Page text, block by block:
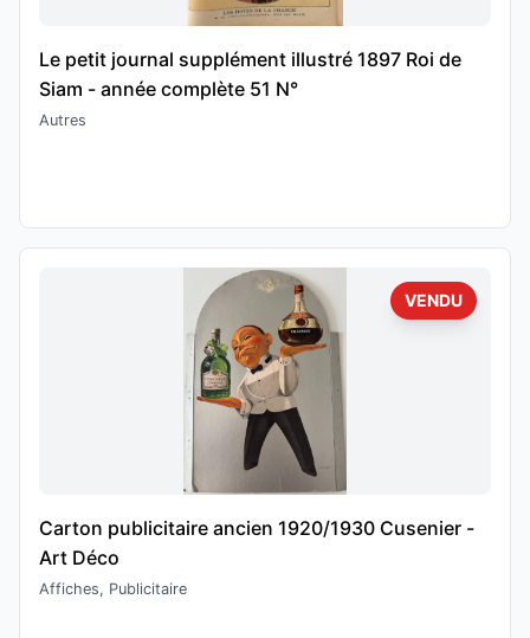
Le petit journal supplément illustré 1897 Roi de
Siam - année complète 51 N°
Autres
VENDU
Carton publicitaire ancien 1920/1930 Cusenier -
Art Déco
Affiches, Publicitaire